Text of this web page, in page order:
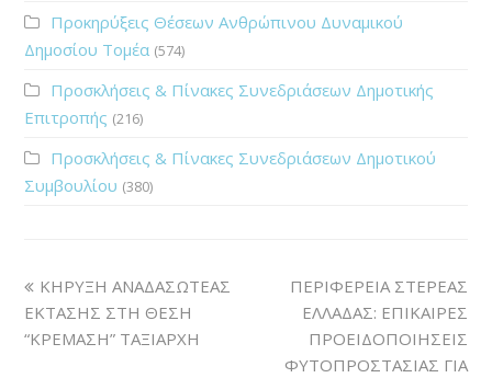
Προκηρύξεις Θέσεων Ανθρώπινου Δυναμικού
Δημοσίου Τομέα (574)
Προσκλήσεις & Πίνακες Συνεδριάσεων Δημοτικής
Επιτροπής (216)
Προσκλήσεις & Πίνακες Συνεδριάσεων Δημοτικού
Συμβουλίου (380)
ΚΗΡΥΞΗ ΑΝΑΔΑΣΩΤΕΑΣ
ΕΚΤΑΣΗΣ ΣΤΗ ΘΕΣΗ
“ΚΡΕΜΑΣΗ” ΤΑΞΙΑΡΧΗ
ΠΕΡΙΦΕΡΕΙΑ ΣΤΕΡΕΑΣ
ΕΛΛΑΔΑΣ: ΕΠΙΚΑΙΡΕΣ
ΠΡΟΕΙΔΟΠΟΙΗΣΕΙΣ
ΦΥΤΟΠΡΟΣΤΑΣΙΑΣ ΓΙΑ